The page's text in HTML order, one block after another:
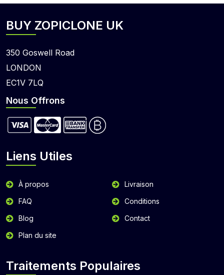
BUY ZOPICLONE UK
350 Goswell Road
LONDON
EC1V 7LQ
Nous Offrons
Liens Utiles
À propos
Livraison
FAQ
Conditions
Blog
Contact
Plan du site
Traitements Populaires